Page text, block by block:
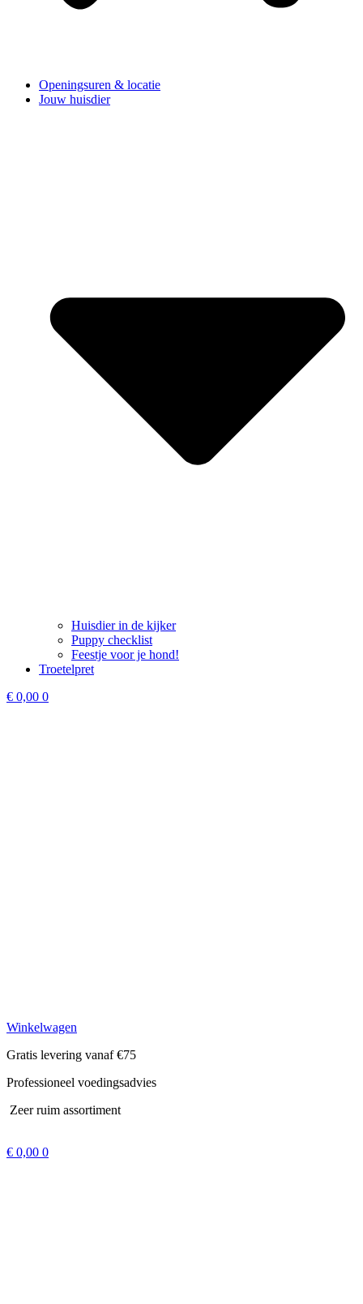
Openingsuren & locatie
Jouw huisdier
Huisdier in de kijker
Puppy checklist
Feestje voor je hond!
Troetelpret
€ 0,00 0
Winkelwagen
Gratis levering vanaf €75
Professioneel voedingsadvies
Zeer ruim assortiment
€ 0,00 0